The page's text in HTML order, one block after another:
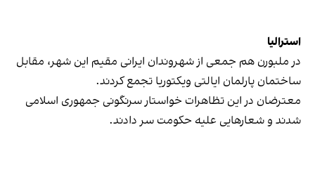
استرالیا
در ملبورن هم جمعی از شهروندان ایرانی مقیم این شهر، مقابل
ساختمان پارلمان ایالتی ویکتوریا تجمع کردند.
معترضان در این تظاهرات خواستار سرنگونی جمهوری اسلامی
شدند و شعارهایی علیه حکومت سر دادند.